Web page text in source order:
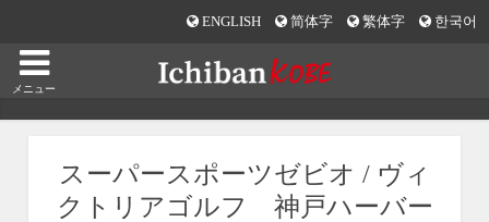
ENGLISH 简体字 繁体字 한국어
メニュー
スーパースポーツゼビオ / ヴィ
クトリアゴルフ 神戸ハーバー